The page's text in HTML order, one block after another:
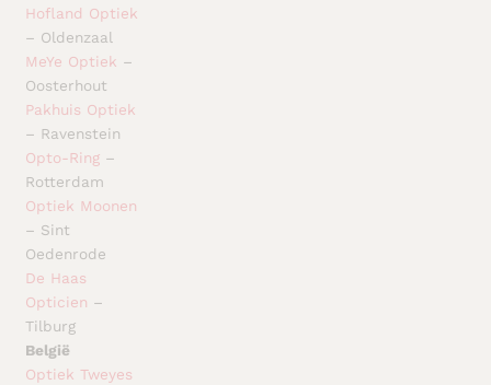
Hofland Optiek
– Oldenzaal
MeYe Optiek –
Oosterhout
Pakhuis Optiek
– Ravenstein
Opto-Ring –
Rotterdam
Optiek Moonen
– Sint
Oedenrode
De Haas
Opticien –
Tilburg
België
Optiek Tweyes